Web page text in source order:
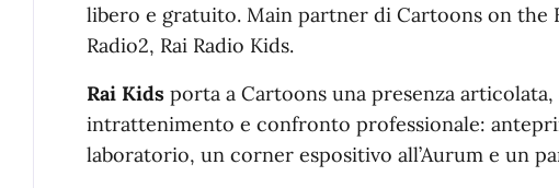
libero e gratuito. Main partner di Cartoons on the
Radio2, Rai Radio Kids.
Rai Kids porta a Cartoons una presenza
intrattenimento e confronto professionale:
laboratorio, un corner espositivo all’Aurum e un